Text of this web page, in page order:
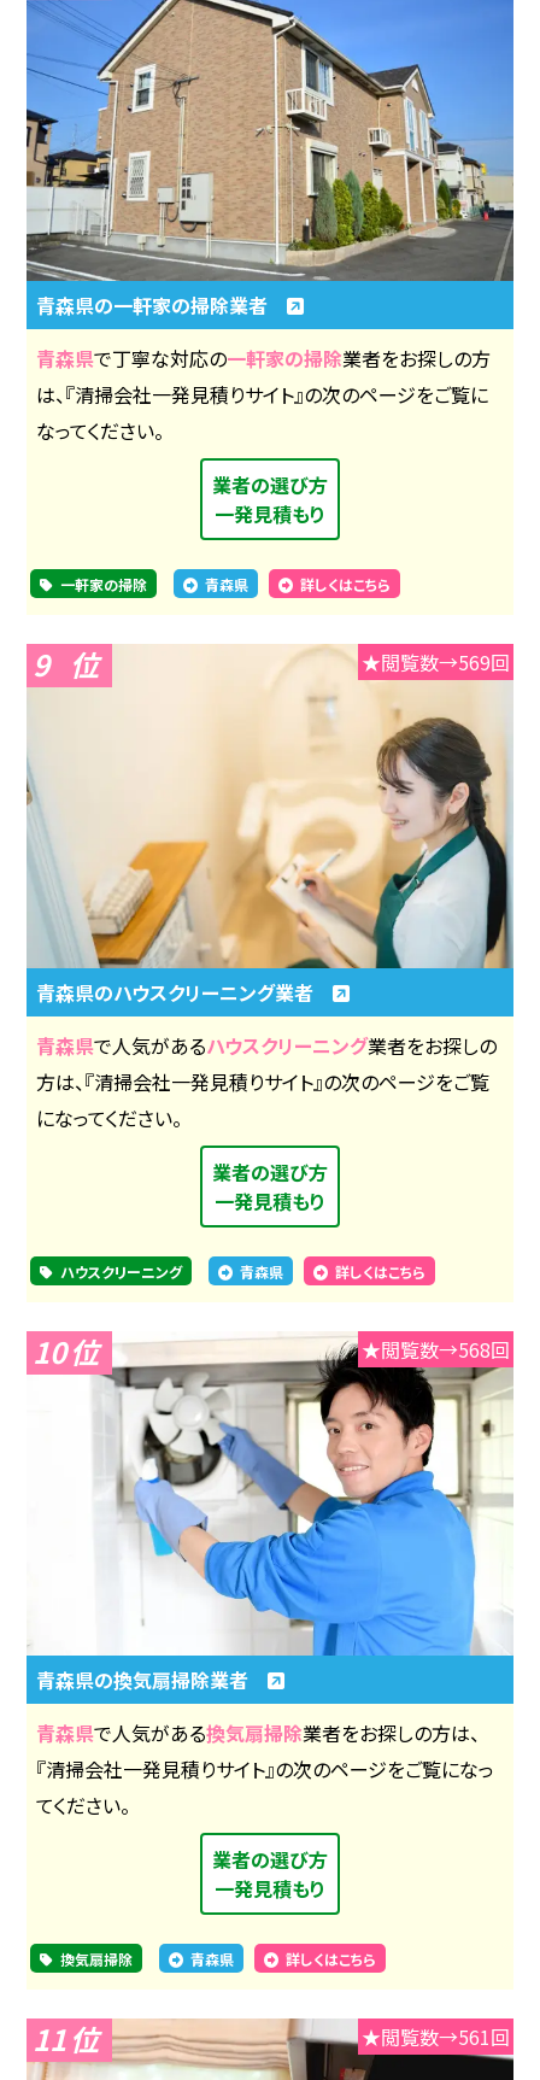
青森県の一軒家の掃除業者
青森県で丁寧な対応の一軒家の掃除業者をお探しの方
は、『清掃会社一発見積りサイト』の次のページをご覧に
なってください。
業者の選び方
一発見積もり
一軒家の掃除 青森県 詳しくはこちら
9 ★閲覧数→569回
青森県のハウスクリーニング業者
青森県で人気があるハウスクリーニング業者をお探しの
方は、『清掃会社一発見積りサイト』の次のページをご覧
になってください。
業者の選び方
一発見積もり
ハウスクリーニング 青森県 詳しくはこちら
10 ★閲覧数→568回
青森県の換気扇掃除業者
青森県で人気がある換気扇掃除業者をお探しの方は、
『清掃会社一発見積りサイト』の次のページをご覧になっ
てください。
業者の選び方
一発見積もり
換気扇掃除 青森県 詳しくはこちら
11 ★閲覧数→561回